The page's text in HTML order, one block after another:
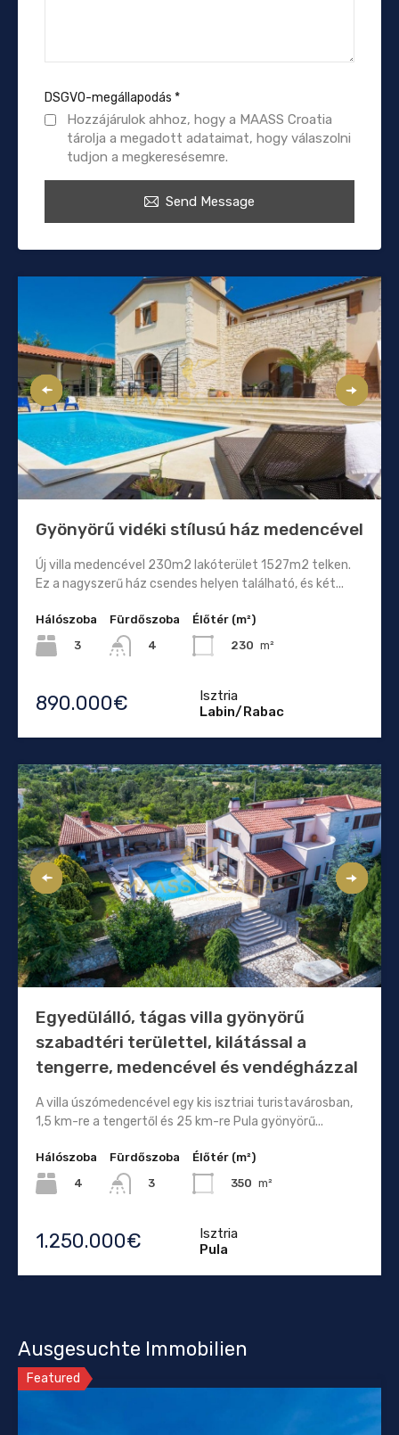
DSGVO-megállapodás *
Hozzájárulok ahhoz, hogy a MAASS Croatia
tárolja a megadott adataimat, hogy válaszolni
tudjon a megkeresésemre.
Send Message
Gyönyörű vidéki stílusú ház medencével
Új villa medencével 230m2 lakóterület 1527m2 telken.
Ez a nagyszerű ház csendes helyen található, és két...
Hálószoba
3
Fürdőszoba
4
Élőtér (m²)
230 m²
890.000€
Isztria
Labin/Rabac
Egyedülálló, tágas villa gyönyörű
szabadtéri területtel, kilátással a
tengerre, medencével és vendégházzal
A villa úszómedencével egy kis isztriai turistavárosban,
1,5 km-re a tengertől és 25 km-re Pula gyönyörű...
Hálószoba
4
Fürdőszoba
3
Élőtér (m²)
350 m²
1.250.000€
Isztria
Pula
Ausgesuchte Immobilien
Featured